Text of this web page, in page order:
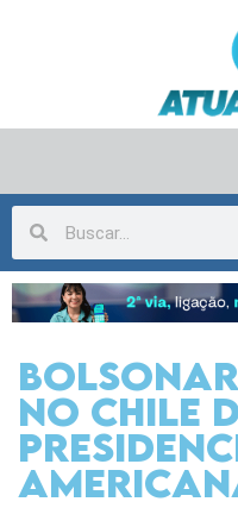
no Chile